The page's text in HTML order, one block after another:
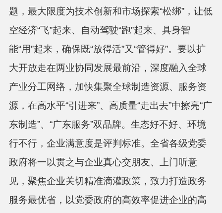
题，最大限度为技术创新和市场探索“松绑”，让低
空经济“飞”起来、自动驾驶“跑”起来、具身智
能“用”起来，确保既“放得活”又“管得好”。要以扩
大开放走在两业协同发展最前沿，深度融入全球
产业分工网络，加快集聚全球制造资源、服务资
源，在高水平“引进来”、高质量“走出去”中擦亮“广
东制造”、“广东服务”双品牌。生态好不好、环境
行不行，企业满意度是评判标准。全省各级党委
政府将一以贯之与企业真心交朋友、上门听意
见，聚焦企业关切精准滴灌政策，致力打造政务
服务最优省，以党委政府的高效率促进企业的高